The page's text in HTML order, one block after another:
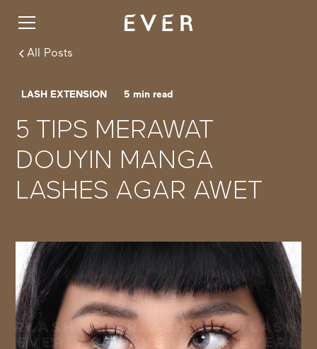
All Posts
LASH EXTENSION 5 min read
5 TIPS MERAWAT
DOUYIN MANGA
LASHES AGAR AWET